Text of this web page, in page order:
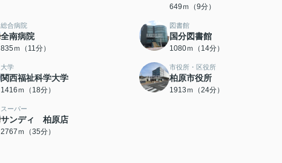
649ｍ（9分）
総合病院
全南病院
835ｍ（11分）
図書館
国分図書館
1080ｍ（14分）
大学
関西福祉科学大学
1416ｍ（18分）
市役所・区役所
柏原市役所
1913ｍ（24分）
スーパー
サンディ 柏原店
2767ｍ（35分）